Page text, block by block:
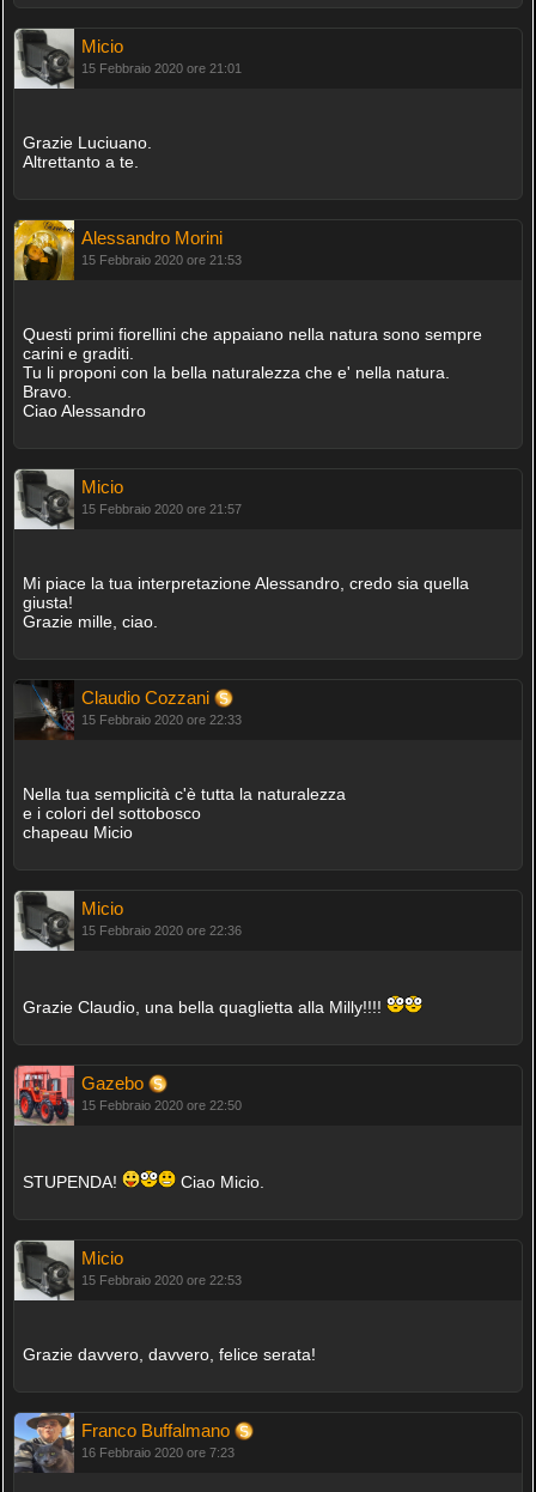
Micio
15 Febbraio 2020 ore 21:01
Grazie Luciuano.
Altrettanto a te.
Alessandro Morini
15 Febbraio 2020 ore 21:53
Questi primi fiorellini che appaiano nella natura sono sempre
carini e graditi.
Tu li proponi con la bella naturalezza che e' nella natura.
Bravo.
Ciao Alessandro
Micio
15 Febbraio 2020 ore 21:57
Mi piace la tua interpretazione Alessandro, credo sia quella
giusta!
Grazie mille, ciao.
Claudio Cozzani
15 Febbraio 2020 ore 22:33
Nella tua semplicità c'è tutta la naturalezza
e i colori del sottobosco
chapeau Micio
Micio
15 Febbraio 2020 ore 22:36
Grazie Claudio, una bella quaglietta alla Milly!!!!
Gazebo
15 Febbraio 2020 ore 22:50
STUPENDA! Ciao Micio.
Micio
15 Febbraio 2020 ore 22:53
Grazie davvero, davvero, felice serata!
Franco Buffalmano
16 Febbraio 2020 ore 7:23